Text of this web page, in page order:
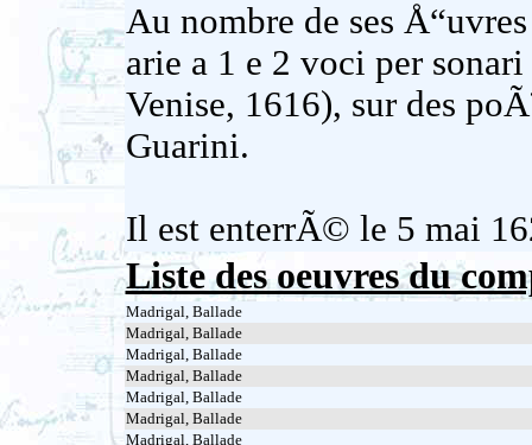
Au nombre de ses
arie a 1 e 2 voci per
Venise, 1616), sur des
Guarini.
Il est enterrÃ© le 5 mai
Liste des oeuvres du
Madrigal, Ballade
Madrigal, Ballade
Madrigal, Ballade
Madrigal, Ballade
Madrigal, Ballade
Madrigal, Ballade
Madrigal, Ballade